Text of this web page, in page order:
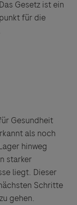
Gesundheit
als noch
hinweg
starker
liegt. Dieser
Schritte
gehen.
Gesetz ist ein
für die